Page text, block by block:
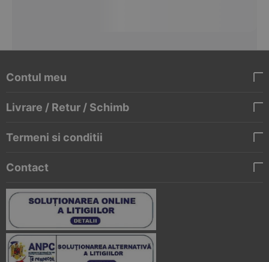
Contul meu
Livrare / Retur / Schimb
Termeni si conditii
Contact